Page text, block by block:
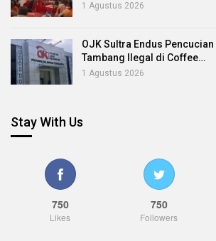
1 Agustus 2026
OJK Sultra Endus Pencucian
Tambang Ilegal di Coffee…
1 Agustus 2026
Stay With Us
750
Likes
750
Followers